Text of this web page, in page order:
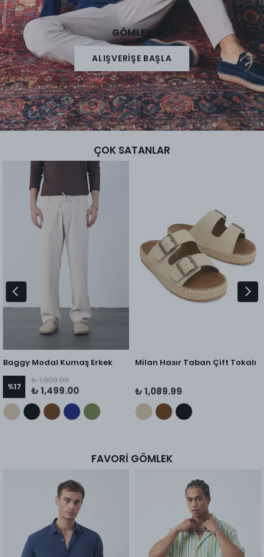
GÖMLEK
ALIŞVERİŞE BAŞLA
ÇOK SATANLAR
Baggy Modal Kumaş Erkek
Pantolon
%17
₺ 1,800.00
₺ 1,499.00
Milan Hasır Taban Çift Tokalı
₺ 1,089.99
FAVORİ GÖMLEK